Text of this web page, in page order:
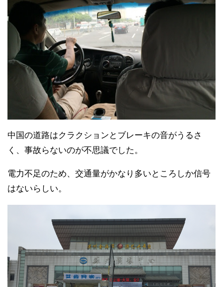
中国の道路はクラクションとブレーキの音がうるさ
く、事故らないのが不思議でした。
電力不足のため、交通量がかなり多いところしか信号
はないらしい。